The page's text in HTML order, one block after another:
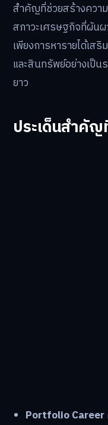
สำคัญที่ช่วยสร้างความ
สภาวะเศรษฐกิจที่ผัน
เพียงการหารายได้เส
และสินทรัพย์อย่างเป็น
ยาว
ประเด็นสำคัญ
Portfolio Career